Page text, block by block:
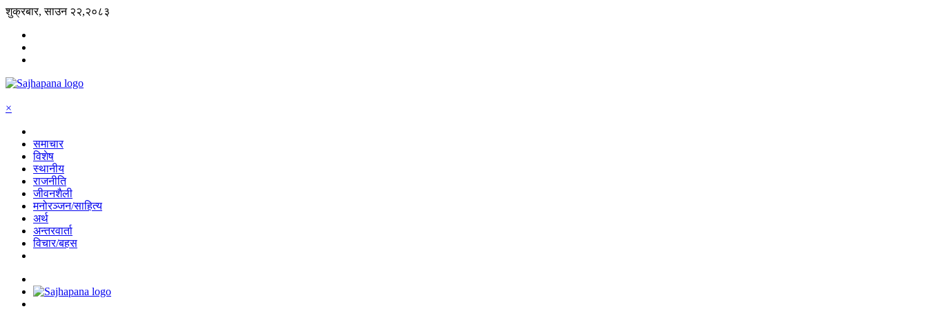
शुक्रबार, साउन २२,२०८३
×
समाचार
विशेष
स्थानीय
राजनीति
जीवनशैली
मनोरञ्जन/साहित्य
अर्थ
अन्तरवार्ता
विचार/बहस